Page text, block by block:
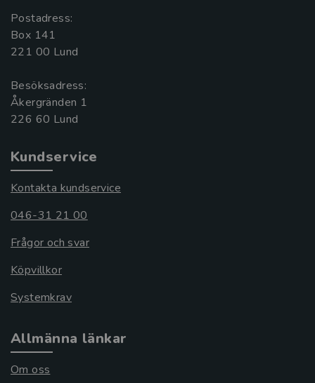
Postadress:
Box 141
221 00 Lund
Besöksadress:
Åkergränden 1
Kundservice
Kontakta kundservice
046-31 21 00
Frågor och svar
Köpvillkor
Systemkrav
Allmänna länkar
Om oss